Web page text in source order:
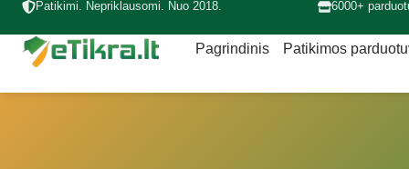
Patikimi. Nepriklausomi. Nuo 2018. 6000+
Pagrindinis Patikimos